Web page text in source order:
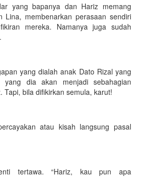
yang bapanya dan Hariz memang
Lina, membenarkan perasaan sendiri
mereka. Namanya juga sudah
yang dialah anak Dato Rizal yang
yang dia akan menjadi sebahagian
Tapi, bila difikirkan semula, karut!
atau kisah langsung pasal
tertawa. “Hariz, kau pun apa